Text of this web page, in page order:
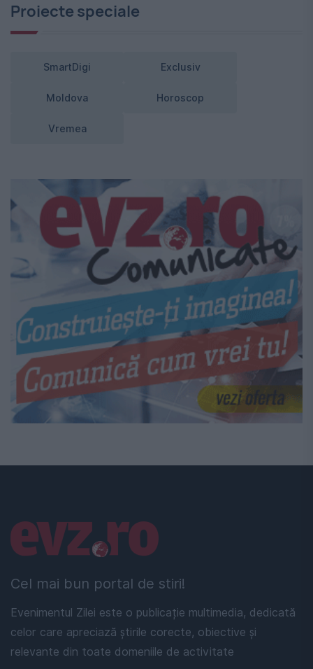
Proiecte speciale
SmartDigi Exclusiv
Moldova Horoscop
Vremea
Cel mai bun portal de stiri!
Evenimentul Zilei este o publicație multimedia, dedicată
celor care apreciază știrile corecte, obiective și
relevante din toate domeniile de activitate
Linkuri utile